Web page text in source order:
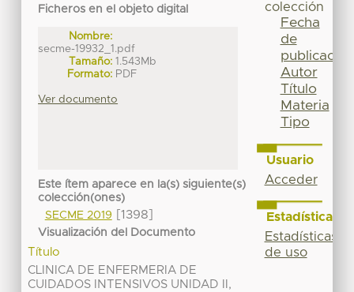
Ficheros en el objeto digital
Nombre:
secme-19932_1.pdf
Tamaño: 1.543Mb
Formato: PDF
Ver documento
Este ítem aparece en la(s) siguiente(s)
colección(ones)
SECME 2019
[1398]
Visualización del Documento
Título
CLINICA DE ENFERMERIA DE
CUIDADOS INTENSIVOS UNIDAD II,
colección
Fecha
de
publicación
Autor
Título
Materia
Tipo
Usuario
Acceder
Estadísticas
Estadísticas
de uso